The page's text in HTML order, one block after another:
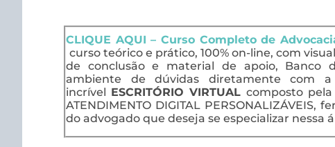
CLIQUE AQUI – Curso Completo de
curso teórico e prático, 100% on-line, com
de conclusão e material de apoio, Banco
ambiente de dúvidas diretamente com a
incrível ESCRITÓRIO VIRTUAL composto pela
ATENDIMENTO DIGITAL
do advogado que deseja se especializar nessa